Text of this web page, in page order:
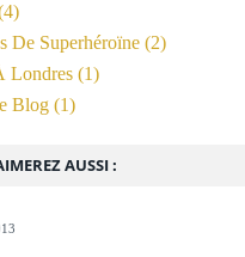
AUSSI :
De Superhéroïne (2)
Londres (1)
Blog (1)